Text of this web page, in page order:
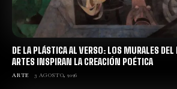
DE LA PLÁSTICA AL VERSO: LOS MURALES DEL
ARTES INSPIRAN LA CREACIÓN POÉTICA
ARTE 3 AGOSTO, 2026